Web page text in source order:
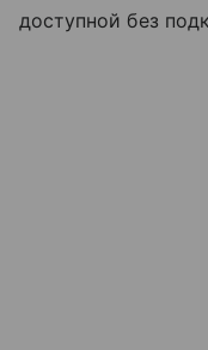
доступной без